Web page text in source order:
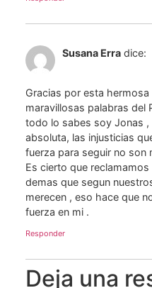
Susana Erra dice:
Gracias por esta
maravillosas palabras del
todo lo sabes soy Jonas
absoluta, las injusticias
fuerza para seguir no son
Es cierto que
demas que segun
merecen , eso hace que
fuerza en mi .
Responder
Deja una